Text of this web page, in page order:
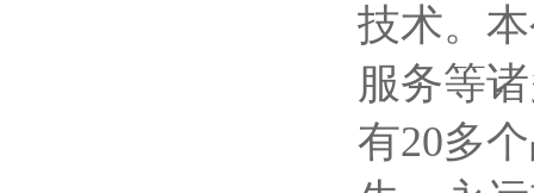
技术。
服务等
有20多